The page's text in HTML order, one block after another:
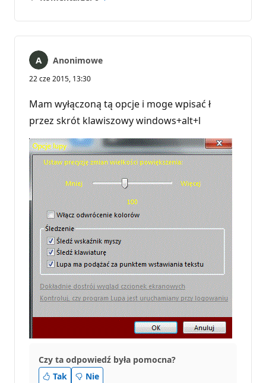
Brak
Anonimowe
22 cze 2015, 13:30
Mam wyłączoną tą opcje i moge wpisać ł
przez skrót klawiszowy windows+alt+l
Czy ta odpowiedź była pomocna?
Tak
Nie